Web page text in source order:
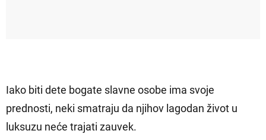
Iako biti dete bogate slavne osobe ima svoje
prednosti, neki smatraju da njihov lagodan život u
luksuzu neće trajati zauvek.